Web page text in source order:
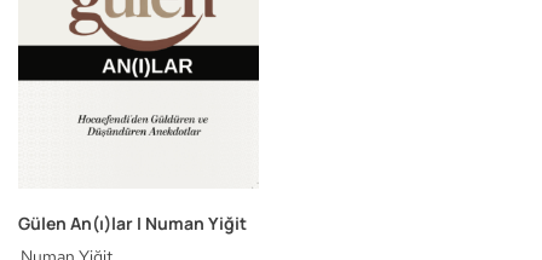
Gülen An(ı)lar I Numan Yiğit